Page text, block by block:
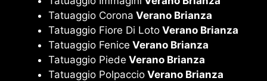
Tatuaggio Corona Verano Brianza
Tatuaggio Fiore Di Loto Verano Brianza
Tatuaggio Fenice Verano Brianza
Tatuaggio Piede Verano Brianza
Tatuaggio Polpaccio Verano Brianza